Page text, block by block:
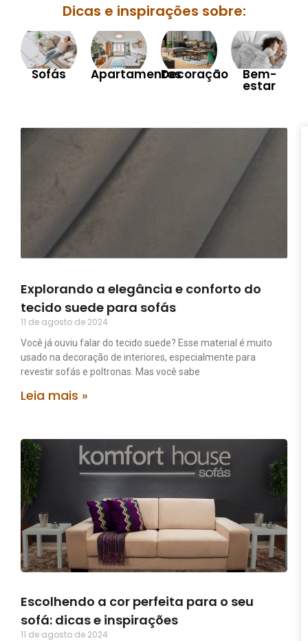
Dicas e inspirações sobre:
Sofás ApartamentosDecoração Bem-
estar
Explorando a elegância e conforto do
tecido suede para sofás
11 de agosto de 2024
Você já ouviu falar do tecido suede? Esse material é muito
usado na decoração de interiores, especialmente para
revestir sofás e poltronas. Mas você sabe
Leia mais »
Escolhendo a cor perfeita para o seu
sofá: dicas e inspirações
11 de agosto de 2024